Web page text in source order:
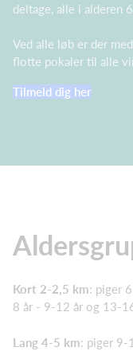
deltage, alle i alderen
Ved alle løb er der
flotte pokaler til alle
Tilmeld dig her
Kort 2-2,5 km: piger
8 år - 9-12 år og 13-
Lang 4-5 km: piger 9-